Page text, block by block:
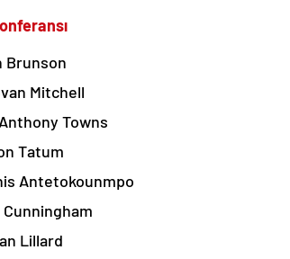
Brunson
Mitchell
Towns
Tatum
Antetokounmpo
Cunningham
Lillard